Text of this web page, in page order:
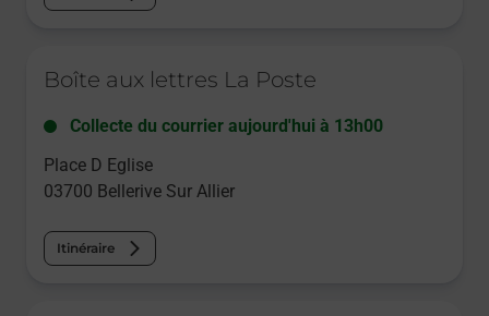
Boîte aux lettres La Poste
Collecte du courrier aujourd'hui à 13h00
Place D Eglise
03700 Bellerive Sur Allier
Itinéraire